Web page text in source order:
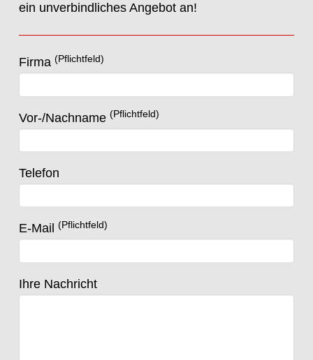
ein unverbindliches Angebot an!
Firma (Pflichtfeld)
Vor-/Nachname (Pflichtfeld)
Telefon
E-Mail (Pflichtfeld)
Ihre Nachricht